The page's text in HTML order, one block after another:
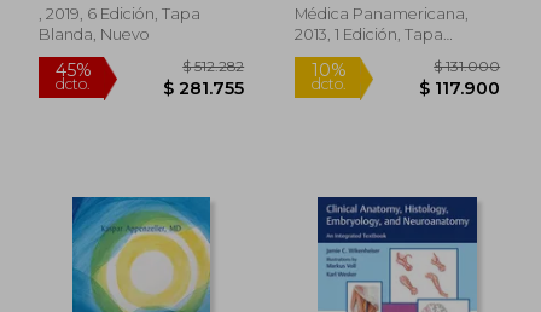
, 2019, 6 Edición, Tapa
Blanda, Nuevo
Médica Panamericana,
2013, 1 Edición, Tapa
Blanda, Nuevo